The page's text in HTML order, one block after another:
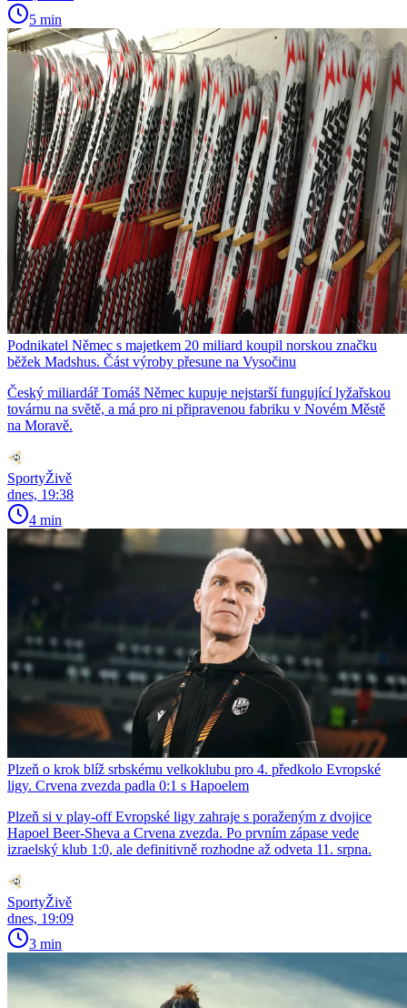
5 min
Podnikatel Němec s majetkem 20 miliard koupil norskou značku
běžek Madshus. Část výroby přesune na Vysočinu
Český miliardář Tomáš Němec kupuje nejstarší fungující lyžařskou
továrnu na světě, a má pro ni připravenou fabriku v Novém Městě
na Moravě.
SportyŽivě
dnes, 19:38
4 min
Plzeň o krok blíž srbskému velkoklubu pro 4. předkolo Evropské
ligy. Crvena zvezda padla 0:1 s Hapoelem
Plzeň si v play-off Evropské ligy zahraje s poraženým z dvojice
Hapoel Beer-Sheva a Crvena zvezda. Po prvním zápase vede
izraelský klub 1:0, ale definitivně rozhodne až odveta 11. srpna.
SportyŽivě
dnes, 19:09
3 min